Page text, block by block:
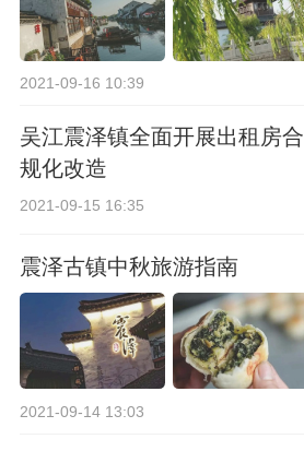
2021-09-16 10:39
吴江震泽镇全面开展出租房合
规化改造
2021-09-15 16:35
震泽古镇中秋旅游指南
2021-09-14 13:03